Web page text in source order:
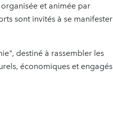
organisée et animée par
sont invités à se manifester
destiné à rassembler les
économiques et engagés